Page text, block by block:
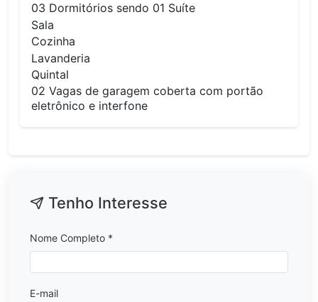
03 Dormitórios sendo 01 Suíte
Sala
Cozinha
Lavanderia
Quintal
02 Vagas de garagem coberta com portão
eletrônico e interfone
Tenho Interesse
Nome Completo *
E-mail